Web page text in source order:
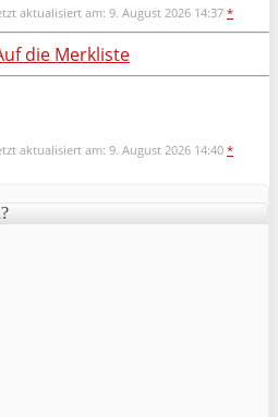
aktualisiert am: 9. August 2026 14:37 *
die Merkliste
aktualisiert am: 9. August 2026 14:40 *